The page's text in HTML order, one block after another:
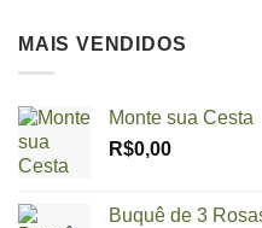
MAIS VENDIDOS
Monte sua Cesta
R$0,00
Buquê de 3